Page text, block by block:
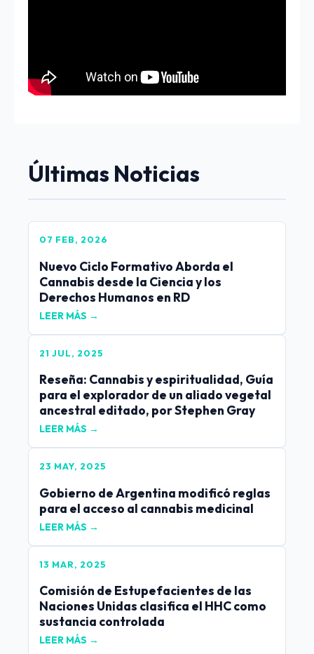
Últimas Noticias
07 FEB, 2026
Nuevo Ciclo Formativo Aborda el
Cannabis desde la Ciencia y los
Derechos Humanos en RD
LEER MÁS →
21 JUL, 2025
Reseña: Cannabis y espiritualidad, Guía
para el explorador de un aliado vegetal
ancestral editado, por Stephen Gray
LEER MÁS →
23 MAY, 2025
Gobierno de Argentina modificó reglas
para el acceso al cannabis medicinal
LEER MÁS →
13 MAR, 2025
Comisión de Estupefacientes de las
Naciones Unidas clasifica el HHC como
sustancia controlada
LEER MÁS →